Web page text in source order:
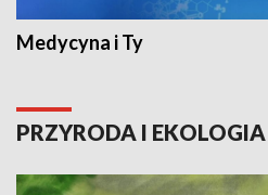
Medycyna i Ty
PRZYRODA I EKOLOGIA